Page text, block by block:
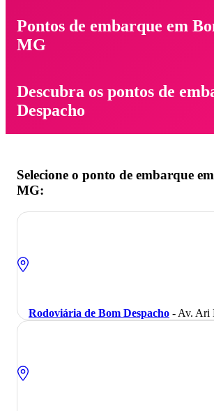
Pontos de embarque em
MG
Descubra os pontos de
Despacho
Selecione o ponto de embarque
MG:
Rodoviária de Bom Despacho - Av. Ari